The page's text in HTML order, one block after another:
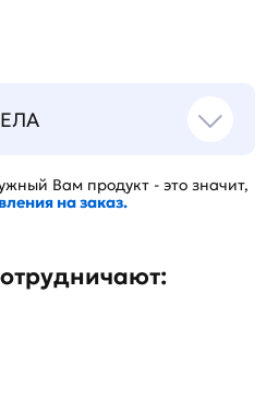
Вам продукт - это значит,
на заказ.